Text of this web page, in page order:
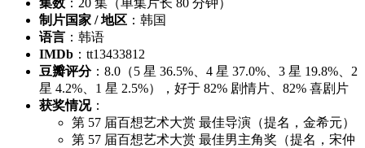
制片国家 / 地区 ：韩国
语言 ：韩语
IMDb ：tt13433812
豆瓣评分：8.0（5 星 36.5%、4 星 37.0%、3 星 19.8%、2
星 4.2%、1 星 2.5%），好于 82% 剧情片、82% 喜剧片
获奖情况：
第 57 届百想艺术大赏 最佳导演（提名，金希元）
第 57 届百想艺术大赏 最佳男主角奖（提名，宋仲